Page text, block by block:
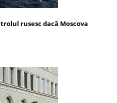
rusesc dacă Moscova